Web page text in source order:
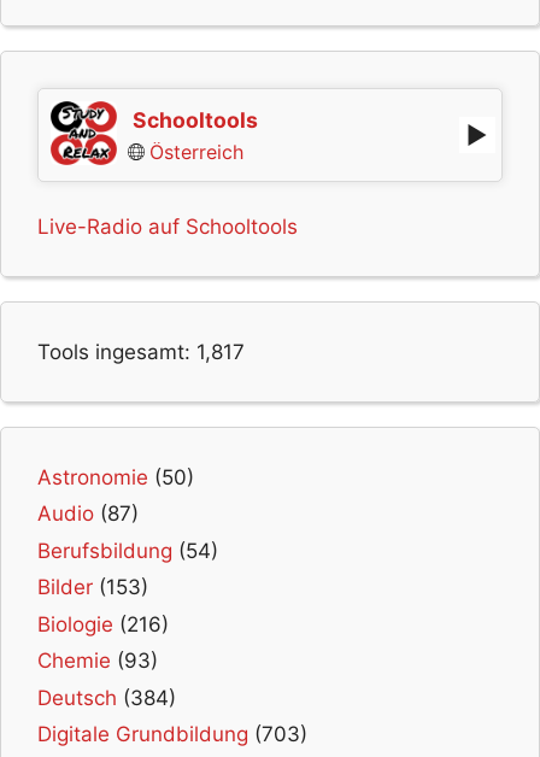
Schooltools
Österreich
Live-Radio auf Schooltools
Tools ingesamt: 1,817
Astronomie (50)
Audio (87)
Berufsbildung (54)
Bilder (153)
Biologie (216)
Chemie (93)
Deutsch (384)
Digitale Grundbildung (703)